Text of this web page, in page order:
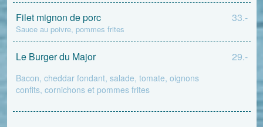
Filet mignon de porc 33.-
Sauce au poivre, pommes frites
Le Burger du Major 29.-
Bacon, cheddar fondant, salade, tomate, oignons
confits, cornichons et pommes frites